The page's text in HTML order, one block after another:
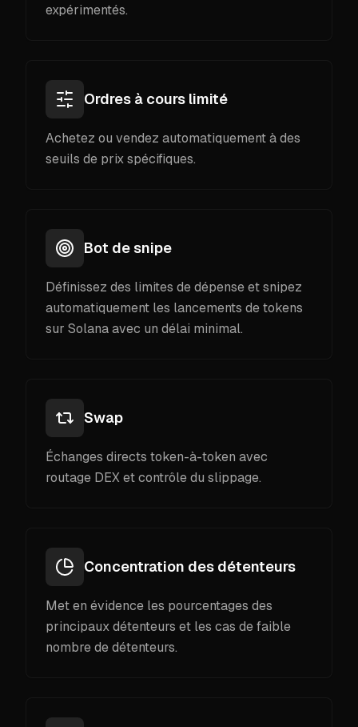
expérimentés.
Ordres à cours limité
Achetez ou vendez automatiquement à des
seuils de prix spécifiques.
Bot de snipe
Définissez des limites de dépense et snipez
automatiquement les lancements de tokens
sur Solana avec un délai minimal.
Swap
Échanges directs token-à-token avec
routage DEX et contrôle du slippage.
Concentration des détenteurs
Met en évidence les pourcentages des
principaux détenteurs et les cas de faible
nombre de détenteurs.